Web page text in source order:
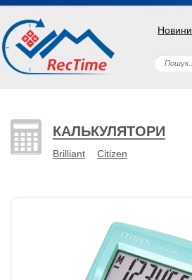
Новини
КАЛЬКУЛЯТОРИ
Brilliant Citizen